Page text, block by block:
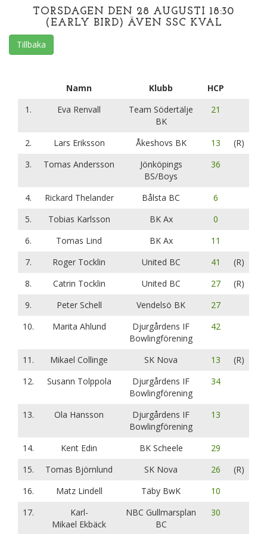
TORSDAGEN DEN 28 AUGUSTI 18:30
(EARLY BIRD) ÄVEN SSC KVAL
Tillbaka
Namn Klubb
HCP
1.
Eva Renvall
Team Södertälje
BK
21
2. Lars Eriksson Åkeshovs BK 13
(R)
3.
Tomas Andersson
Jönköpings
BS/Boys
36
4. Rickard Thelander Bålsta BC
6
5.
Tobias Karlsson BK Ax
0
6.
Tomas Lind BK Ax
11
7.
Roger Tocklin United BC 41
(R)
8.
Catrin Tocklin United BC 27
(R)
9.
Peter Schell Vendelsö BK
27
10.
Marita Ahlund
Djurgårdens IF
Bowlingförening
42
11. Mikael Collinge SK Nova 13
(R)
12.
Susann Tolppola
Djurgårdens IF
Bowlingförening
34
13. Ola Hansson
Djurgårdens IF
Bowlingförening
13
14. Kent Edin BK Scheele
29
15.
Tomas Björnlund SK Nova 26
(R)
16.
Matz Lindell Täby BwK
10
17.
Karl-
Mikael Ekbäck
NBC Gullmarsplan
BC
30